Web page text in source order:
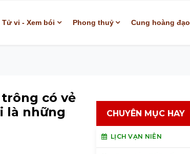
Tử vi - Xem bói Phong thuỷ Cung hoàng đạo
có vẻ
là những
CHUYÊN MỤC HAY
LỊCH VẠN NIÊN